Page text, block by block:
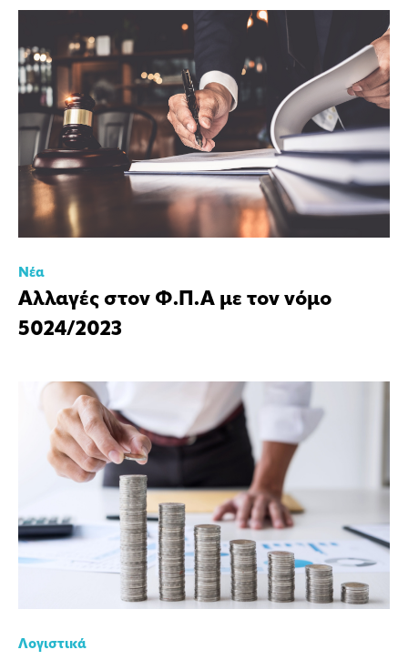
Νέα
Αλλαγές στον Φ.Π.Α με τον νόμο
5024/2023
Λογιστικά